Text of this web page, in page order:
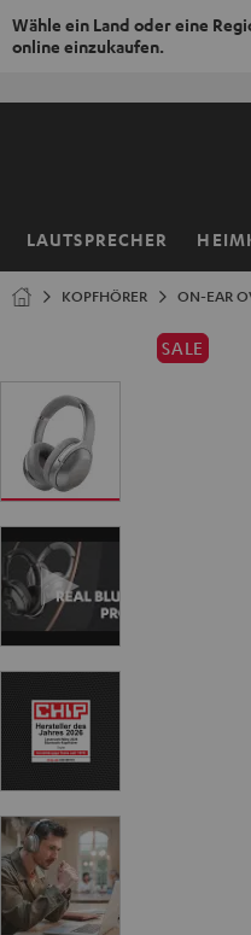
Wähle ein Land oder eine
online einzukaufen.
LAUTSPRECHER
Startseite
KOPFHÖRER ON-EAR
SALE